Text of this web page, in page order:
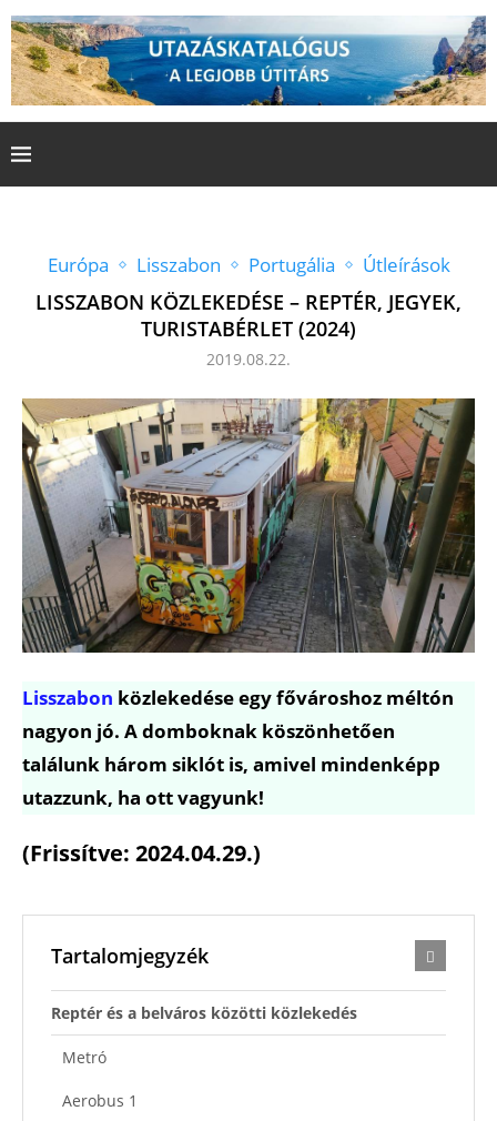
Európa Lisszabon Portugália Útleírások
LISSZABON KÖZLEKEDÉSE – REPTÉR, JEGYEK,
TURISTABÉRLET (2024)
2019.08.22.
Lisszabon közlekedése egy fővároshoz méltón
nagyon jó. A domboknak köszönhetően
találunk három siklót is, amivel mindenképp
utazzunk, ha ott vagyunk!
(Frissítve: 2024.04.29.)
Tartalomjegyzék
Reptér és a belváros közötti közlekedés
Metró
Aerobus 1